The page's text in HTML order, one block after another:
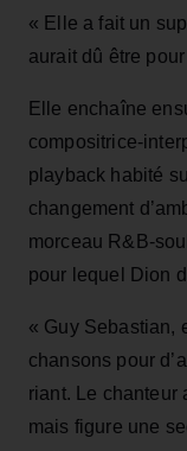
« Elle a fait un
aurait dû être
Elle enchaîne
compositrice-
playback habité
changement
morceau R&B-
pour lequel Dion
« Guy Sebastian,
chansons pour
riant. Le chanteur
mais figure une